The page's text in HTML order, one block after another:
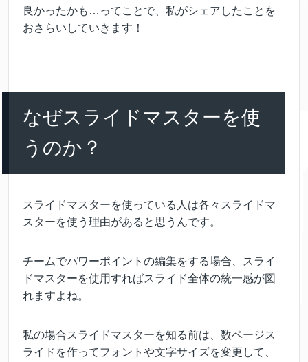
良かったかも…ってことで、私がシェアしたことを
おさらいしていきます！
なぜスライドマスターを使
うのか？
スライドマスターを使っている人は各々スライドマ
スターを使う理由があると思うんです。
チームでパワーポイントの編集をする場合、スライ
ドマスターを使用すればスライド全体の統一感が図
れますよね。
私の場合スライドマスターを知る前は、数ページス
ライドを作ってフォントや文字サイズを変更して、